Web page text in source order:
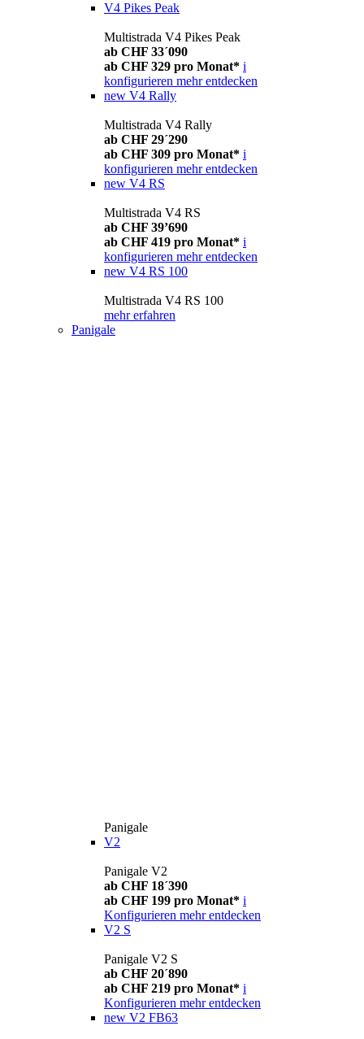
V4 Pikes Peak
Multistrada V4 Pikes Peak
ab CHF 33´090
ab CHF 329 pro Monat* i
konfigurieren mehr entdecken
new V4 Rally
Multistrada V4 Rally
ab CHF 29´290
ab CHF 309 pro Monat* i
konfigurieren mehr entdecken
new V4 RS
Multistrada V4 RS
ab CHF 39’690
ab CHF 419 pro Monat* i
konfigurieren mehr entdecken
new V4 RS 100
Multistrada V4 RS 100
mehr erfahren
Panigale
Panigale
V2
Panigale V2
ab CHF 18´390
ab CHF 199 pro Monat* i
Konfigurieren mehr entdecken
V2 S
Panigale V2 S
ab CHF 20´890
ab CHF 219 pro Monat* i
Konfigurieren mehr entdecken
new V2 FB63